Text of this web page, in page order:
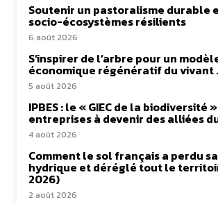
Soutenir un pastoralisme durable
socio-écosystèmes résilients
6 août 2026
S’inspirer de l’arbre pour un
économique régénératif du vivant
5 août 2026
IPBES : le « GIEC de la biodiversité
entreprises à devenir des alliées
4 août 2026
Comment le sol français a perdu
hydrique et déréglé tout le
2026)
2 août 2026